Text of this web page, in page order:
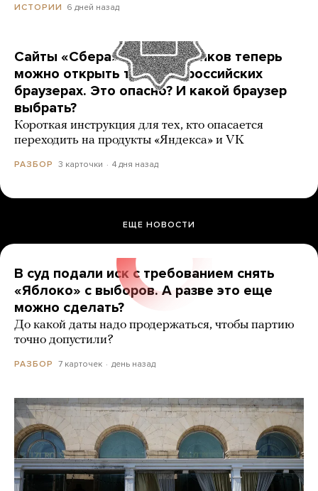
ИСТОРИИ 6 дней назад
Сайты «Сбера» и других банков теперь
можно открыть только в российских
браузерах. Это опасно? И какой браузер
выбрать?
Короткая инструкция для тех, кто опасается
переходить на продукты «Яндекса» и VK
РАЗБОР 3 карточки 4 дня назад
ЕЩЕ НОВОСТИ
В суд подали иск с требованием снять
«Яблоко» с выборов. А разве это еще
можно сделать?
До какой даты надо продержаться, чтобы партию
точно допустили?
РАЗБОР 7 карточек день назад